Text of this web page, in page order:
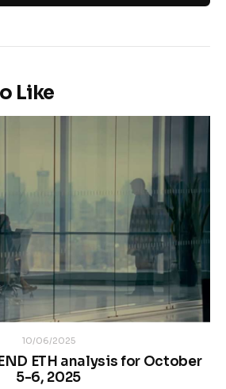
Like
10/06/2025
ETH analysis for October
5-6, 2025